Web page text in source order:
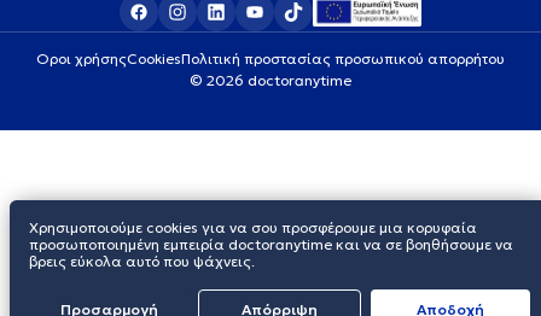
Οροι χρήσηςCookiesΠολιτική προστασίας προσωπικού απορρήτου
© 2026 doctoranytime
Χρησιμοποιούμε cookies για να σου προσφέρουμε μια κορυφαία
προσωποποιημένη εμπειρία doctoranytime και να σε βοηθήσουμε να
βρεις εύκολα αυτό που ψάχνεις.
Προσαρμογή Απόρριψη Aποδοχή